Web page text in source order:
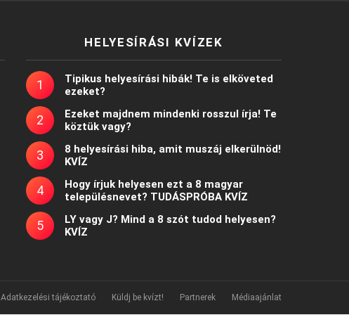
HELYESÍRÁSI KVÍZEK
Tipikus helyesírási hibák! Te is elköveted
ezeket?
Ezeket majdnem mindenki rosszul írja! Te
köztük vagy?
8 helyesírási hiba, amit muszáj elkerülnöd!
KVÍZ
Hogy írjuk helyesen ezt a 8 magyar
településnevet? TUDÁSPRÓBA KVÍZ
LY vagy J? Mind a 8 szót tudod helyesen?
KVÍZ
Adatkezelési tájékoztató Küldj be kvízt! Partnerek Médiaajánlat